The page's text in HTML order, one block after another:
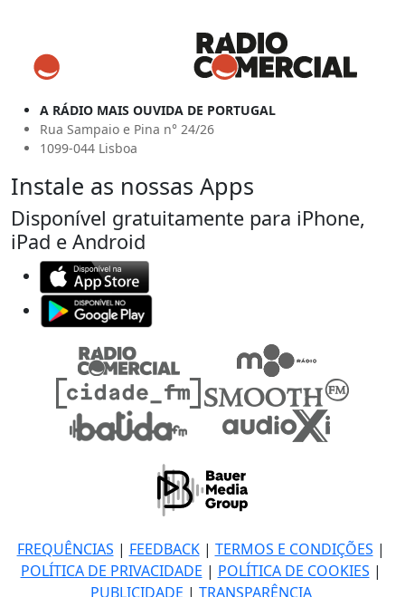
A RÁDIO MAIS OUVIDA DE PORTUGAL
Rua Sampaio e Pina n° 24/26
1099-044 Lisboa
Instale as nossas Apps
Disponível gratuitamente para iPhone,
iPad e Android
FREQUÊNCIAS | FEEDBACK| TERMOS E CONDIÇÕES |
POLÍTICA DE PRIVACIDADE | POLÍTICA DE COOKIES |
PUBLICIDADE | TRANSPARÊNCIA